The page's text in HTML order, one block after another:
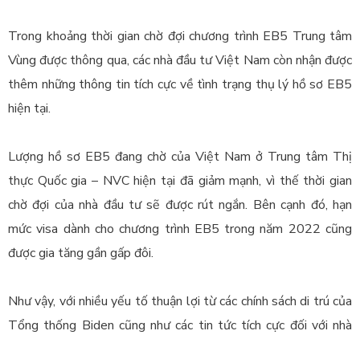
Trong khoảng thời gian chờ đợi chương trình EB5 Trung tâm
Vùng được thông qua, các nhà đầu tư Việt Nam còn nhận được
thêm những thông tin tích cực về tình trạng thụ lý hồ sơ EB5
hiện tại.
Lượng hồ sơ EB5 đang chờ của Việt Nam ở Trung tâm Thị
thực Quốc gia – NVC hiện tại đã giảm mạnh, vì thế thời gian
chờ đợi của nhà đầu tư sẽ được rút ngắn. Bên cạnh đó, hạn
mức visa dành cho chương trình EB5 trong năm 2022 cũng
được gia tăng gần gấp đôi.
Như vậy, với nhiều yếu tố thuận lợi từ các chính sách di trú của
Tổng thống Biden cũng như các tin tức tích cực đối với nhà